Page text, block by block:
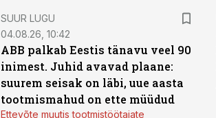
SUUR LUGU
04.08.26, 10:42
ABB palkab Eestis tänavu veel 90
inimest. Juhid avavad plaane:
suurem seisak on läbi, uue aasta
tootmismahud on ette müüdud
Ettevõte muutis tootmistöötajate